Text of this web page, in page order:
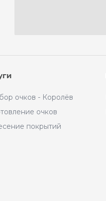
очков - Королёв
очков
покрытий